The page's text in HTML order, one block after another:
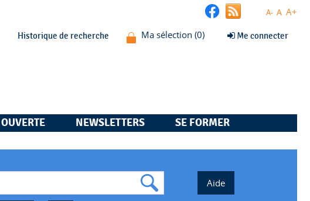
A- A A+
Historique de recherche Me connecter
NEWSLETTERS SE FORMER